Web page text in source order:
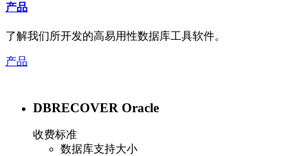
产品
了解我们所开发的高易用性数据库工具软件。
产品
DBRECOVER Oracle
收费标准
数据库支持大小